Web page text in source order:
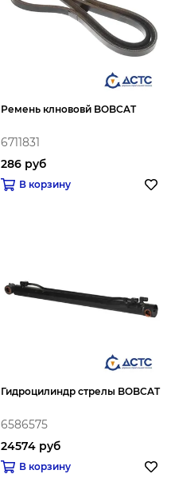
Ремень клнововй BOBCAT
6711831
286 руб
В корзину
Гидроцилиндр стрелы BOBCAT
6586575
24574 руб
В корзину